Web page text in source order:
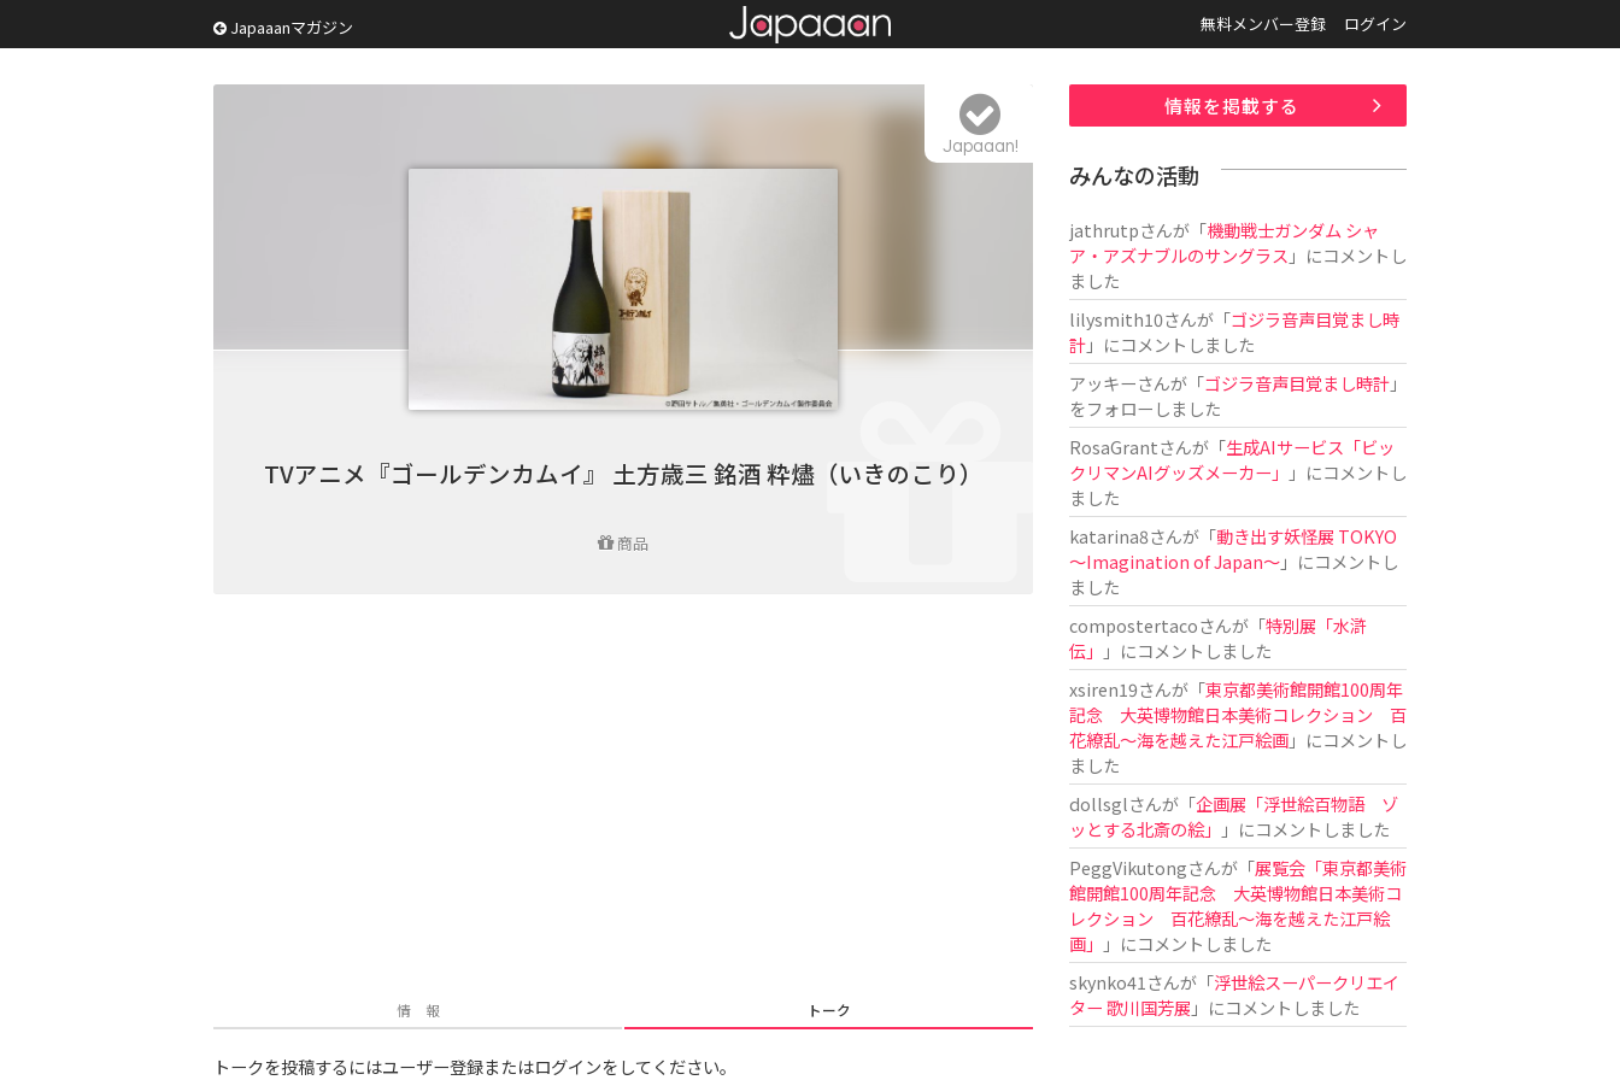
Japaaanマガジン 無料メンバー登録 ログイン
TVアニメ『ゴールデンカムイ』 土方歳三 銘酒 粋燼（いきのこり）
商品
Japaaan!
情 報 トーク
トークを投稿するにはユーザー登録またはログインをしてください。
情報を掲載する
みんなの活動
jathrutpさんが「機動戦士ガンダム シャ
ア・アズナブルのサングラス 」にコメントし
ました
lilysmith10さんが「ゴジラ音声目覚まし時
計」にコメントしました
アッキーさんが「ゴジラ音声目覚まし時計」
をフォローしました
RosaGrantさんが「生成AIサービス「ビッ
クリマンAIグッズメーカー」
」にコメントし
ました
katarina8さんが「動き出す妖怪展 TOKYO
〜Imagination of Japan〜」にコメントし
ました
compostertacoさんが「特別展「水滸
伝」
」にコメントしました
xsiren19さんが「東京都美術館開館100周年
記念 大英博物館日本美術コレクション 百
花繚乱～海を越えた江戸絵画」にコメントし
ました
dollsglさんが「企画展「浮世絵百物語 ゾ
ッとする北斎の絵」
」にコメントしました
PeggVikutongさんが「展覧会「東京都美術
館開館100周年記念 大英博物館日本美術コ
レクション 百花繚乱〜海を越えた江戸絵
画」
」にコメントしました
skynko41 さんが「浮世絵スーパークリエイ
ター 歌川国芳展 」にコメントしました